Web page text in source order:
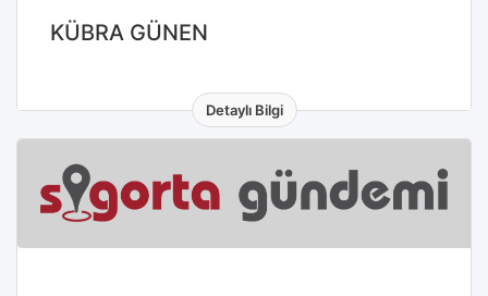
Detaylı Bilgi
KÜBRA GÜNEN